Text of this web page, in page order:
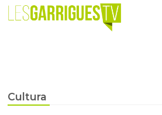
Cultura